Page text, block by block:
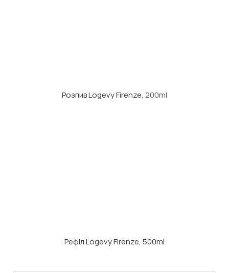
Розпив Logevy Firenze, 200ml
Рефіл Logevy Firenze, 500ml